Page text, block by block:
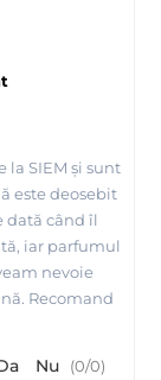
la SIEM și sunt
este deosebit
dată când îl
iar parfumul
nevoie
Recomand
Nu (0/0)